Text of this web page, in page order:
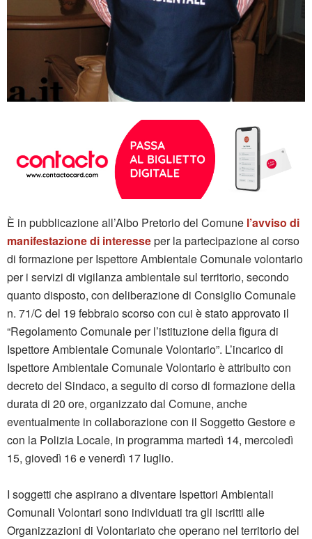
È in pubblicazione all’Albo Pretorio del Comune l’avviso di
manifestazione di interesseper la partecipazione al corso
di formazione per Ispettore Ambientale Comunale volontario
per i servizi di vigilanza ambientale sul territorio, secondo
quanto disposto, con deliberazione di Consiglio Comunale
n. 71/C del 19 febbraio scorso con cui è stato approvato il
“Regolamento Comunale per l’istituzione della figura di
Ispettore Ambientale Comunale Volontario”. L’incarico di
Ispettore Ambientale Comunale Volontario è attribuito con
decreto del Sindaco, a seguito di corso di formazione della
durata di 20 ore, organizzato dal Comune, anche
eventualmente in collaborazione con il Soggetto Gestore e
con la Polizia Locale, in programma martedì 14, mercoledì
15, giovedì 16 e venerdì 17 luglio.
I soggetti che aspirano a diventare Ispettori Ambientali
Comunali Volontari sono individuati tra gli iscritti alle
Organizzazioni di Volontariato che operano nel territorio del